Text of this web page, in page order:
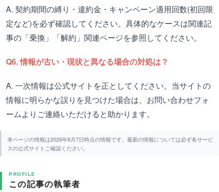
A. 契約期間の縛り・違約金・キャンペーン適用回数(初回限
定など)を必ず確認してください。具体的なケースは関連記
事の「乗換」「解約」関連ページを参照してください。
Q6. 情報が古い・現状と異なる場合の対処は？
A. 一次情報は公式サイトを正としてください。当サイトの
情報に明らかな誤りを見つけた場合は、お問い合わせフォ
ームよりご連絡いただけると助かります。
本ページの情報は2026年8月7日時点の情報です。最新の情報については必ず各サービ
スの公式サイトご確認ください。
PROFILE
この記事の執筆者